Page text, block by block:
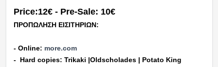
Price:12€ - Pre-Sale: 10€
ΠΡΟΠΩΛΗΣΗ ΕΙΣΙΤΗΡΙΩΝ:
- Online: more.com
- Hard copies: Trikaki |Oldscholades | Potato King